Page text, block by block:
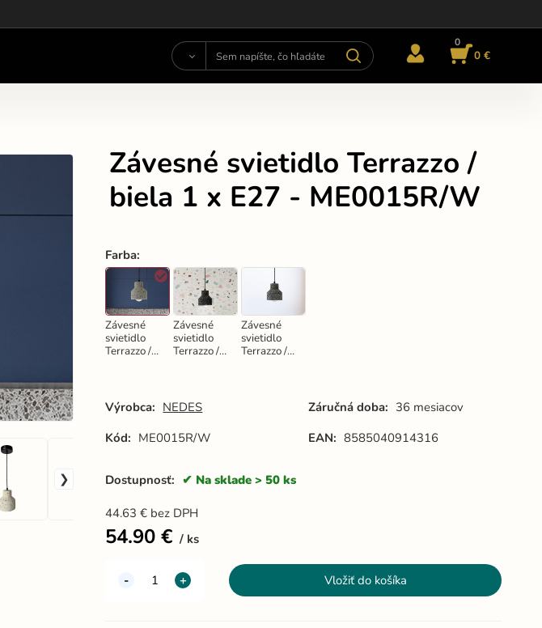
0
0 €
Závesné svietidlo Terrazzo /
biela 1 x E27 - ME0015R/W
Farba:
Závesné
svietidlo
Terrazzo /
W
Závesné
svietidlo
Terrazzo /
B
Závesné
svietidlo
Terrazzo /
Výrobca: NEDES Záručná doba: 36 mesiacov
Kód: ME0015R/W EAN: 8585040914316
Dostupnosť: Na sklade > 50 ks
44.63 € bez DPH
54.90 € ks